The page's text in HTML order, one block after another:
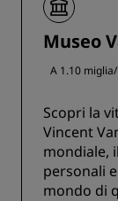
Museo
A 1.10
Scopri la
Vincent
mondiale,
personali
mondo di